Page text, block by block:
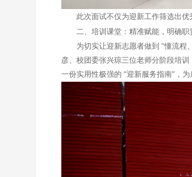
此次面试不仅为迎新工作筛选出
二、培训课堂：精准赋能，明确
为切实让迎新志愿者做到 “懂流
彦、校团委张兴琼三位老师分阶段培
一份实用性极强的 “迎新服务指南”，